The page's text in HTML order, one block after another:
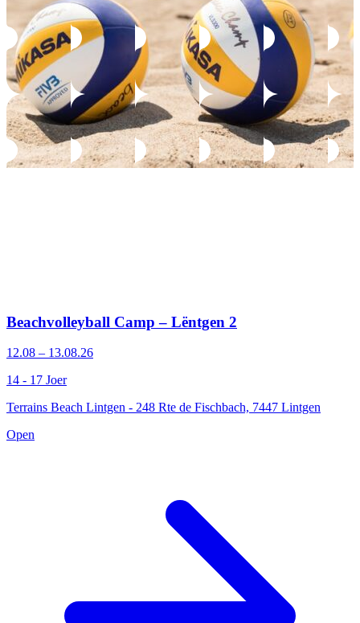
Beachvolleyball Camp – Lëntgen 2
12.08 – 13.08.26
14 - 17 Joer
Terrains Beach Lintgen - 248 Rte de Fischbach, 7447 Lintgen
Open